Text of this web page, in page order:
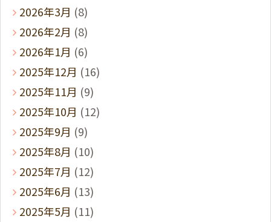
2026年3月 (8)
2026年2月 (8)
2026年1月 (6)
2025年12月 (16)
2025年11月 (9)
2025年10月 (12)
2025年9月 (9)
2025年8月 (10)
2025年7月 (12)
2025年6月 (13)
2025年5月 (11)